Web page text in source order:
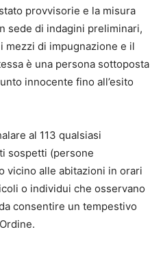
provvisorie e la misura
sede di indagini preliminari,
mezzi di impugnazione e il
è una persona sottoposta
innocente fino all’esito
al 113 qualsiasi
sospetti (persone
vicino alle abitazioni in orari
o individui che osservano
consentire un tempestivo